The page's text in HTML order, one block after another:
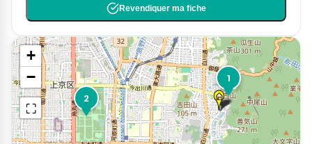
Revendiquer ma fiche
1
2
+
−
⛶